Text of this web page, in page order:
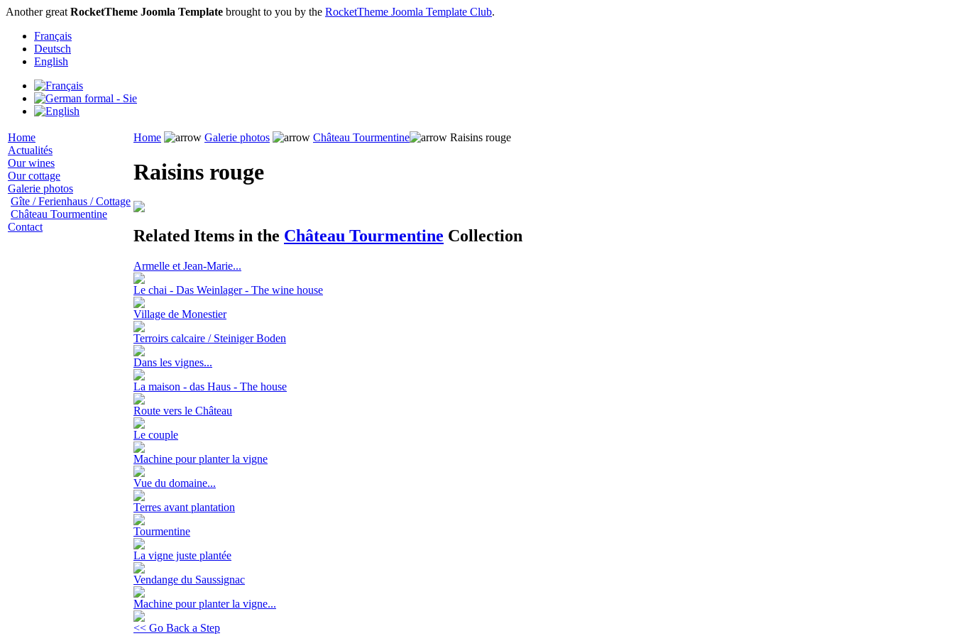
Another great RocketTheme Joomla Template brought to you by the RocketTheme Joomla Template Club.
Français
Deutsch
English
Home
Actualités
Our wines
Our cottage
Galerie photos
Gîte / Ferienhaus / Cottage
Château Tourmentine
Contact
Home Galerie photos Château Tourmentine Raisins rouge
Raisins rouge
Related Items in the Château Tourmentine Collection
Armelle et Jean-Marie...
Le chai - Das Weinlager - The wine house
Village de Monestier
Terroirs calcaire / Steiniger Boden
Dans les vignes...
La maison - das Haus - The house
Route vers le Château
Le couple
Machine pour planter la vigne
Vue du domaine...
Terres avant plantation
Tourmentine
La vigne juste plantée
Vendange du Saussignac
Machine pour planter la vigne...
<< Go Back a Step